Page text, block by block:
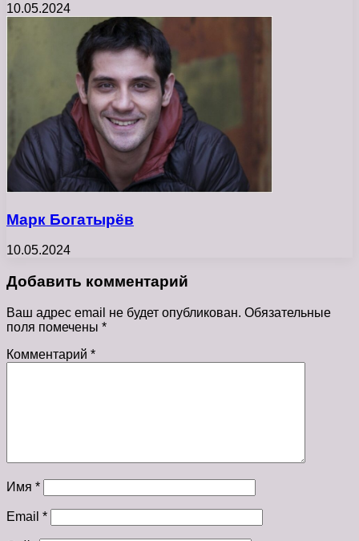
10.05.2024
Марк Богатырёв
10.05.2024
Добавить комментарий
Ваш адрес email не будет опубликован. Обязательные
поля помечены *
Комментарий *
Имя *
Email *